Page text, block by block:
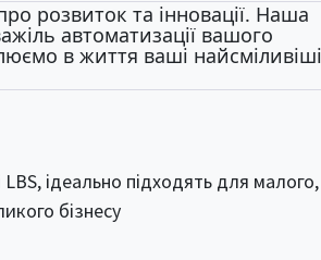
розвиток та інновації. Наша
автоматизації вашого
в життя ваші найсміливіші
LBS, ідеально підходять для малого,
бізнесу